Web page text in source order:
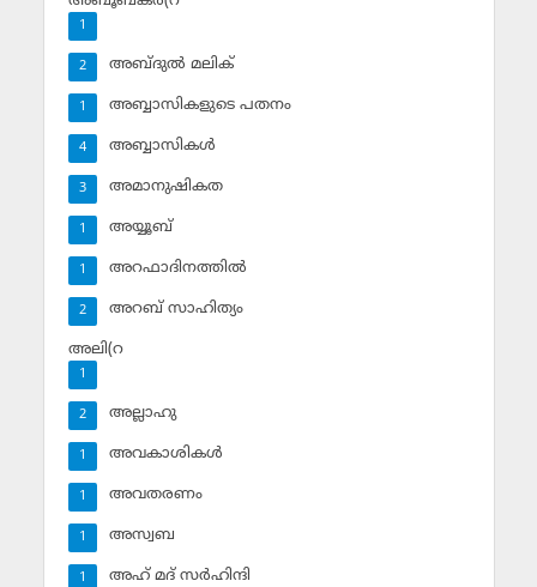
1
അബ്ദുല്‍ മലിക്‌
2
അബ്ബാസികളുടെ പതനം
1
അബ്ബാസികള്‍
4
അമാനുഷികത
3
അയ്യൂബ്‌
1
അറഫാദിനത്തില്‍
1
അറബ് സാഹിത്യം
2
അലി(റ
1
അല്ലാഹു
2
അവകാശികള്‍
1
അവതരണം
1
അസ്വബ
1
അഹ് മദ് സര്‍ഹിന്ദി
1